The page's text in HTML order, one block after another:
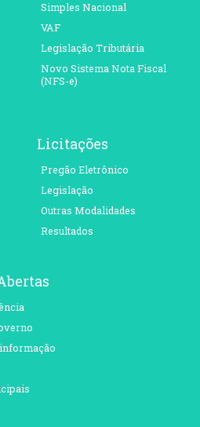
Simples Nacional
VAF
Legislação Tributária
Novo Sistema Nota Fiscal
(NFS-e)
Licitações
Pregão Eletrônico
Legislação
Outras Modalidades
Resultados